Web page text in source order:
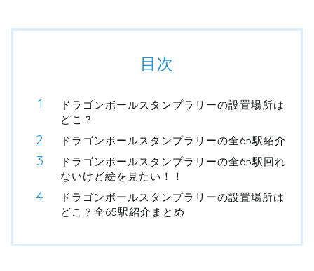
目次
ドラゴンボールスタンプラリーの設置場所は
どこ？
ドラゴンボールスタンプラリーの全65駅紹介
ドラゴンボールスタンプラリーの全65駅回れ
ないけど絵を見たい！！
ドラゴンボールスタンプラリーの設置場所は
どこ？全65駅紹介まとめ